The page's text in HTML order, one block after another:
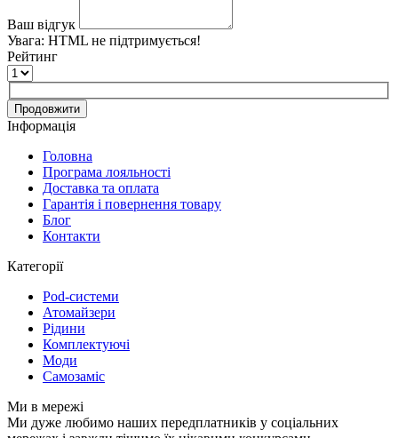
Ваш відгук
Увага: HTML не підтримується!
Рейтинг
Продовжити
Інформація
Головна
Програма лояльності
Доставка та оплата
Гарантія і повернення товару
Блог
Контакти
Категорії
Pod-системи
Атомайзери
Рідини
Комплектуючі
Моди
Самозаміс
Ми в мережі
Ми дуже любимо наших передплатників у соціальних